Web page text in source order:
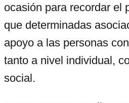
ocasión para recordar el
que determinadas
apoyo a las personas
tanto a nivel individual,
social.